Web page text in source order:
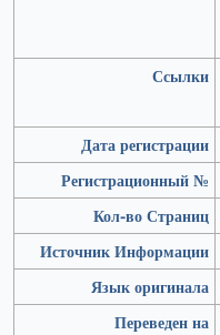
Ссылки
Дата регистрации
Регистрационный №
Кол-во Страниц
Источник Информации
Язык оригинала
Переведен на